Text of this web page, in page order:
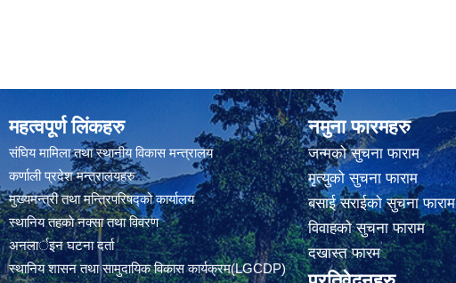
महत्वपूर्ण लिंकहरु
संघिय मामिला तथा स्थानीय विकास मन्त्रालय
कर्णाली प्रदेश मन्त्रालयहरु
मुख्यमन्त्री तथा मन्त्रिपरिषद्को कार्यालय
स्थानिय तहकाे नक्सा तथा विवरण
अनलार्इन घटना दर्ता
स्थानिय शासन तथा सामुदायिक विकास कार्यक्रम(LGCDP)
नमुना फारमहरु
जन्मको सुचना फाराम
मृत्युको सुचना फाराम
बसाई सराईको सुचना फाराम
विवाहको सुचना फाराम
दखास्त फारम